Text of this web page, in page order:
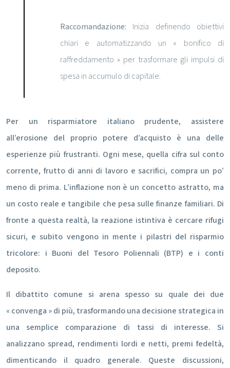
Raccomandazione: Inizia definendo obiettivi
chiari e automatizzando un « bonifico di
raffreddamento » per trasformare gli impulsi di
spesa in accumulo di capitale.
Per un risparmiatore italiano prudente, assistere
all’erosione del proprio potere d’acquisto è una delle
esperienze più frustranti. Ogni mese, quella cifra sul conto
corrente, frutto di anni di lavoro e sacrifici, compra un po’
meno di prima. L’inflazione non è un concetto astratto, ma
un costo reale e tangibile che pesa sulle finanze familiari. Di
fronte a questa realtà, la reazione istintiva è cercare rifugi
sicuri, e subito vengono in mente i pilastri del risparmio
tricolore: i Buoni del Tesoro Poliennali (BTP) e i conti
deposito.
Il dibattito comune si arena spesso su quale dei due
« convenga » di più, trasformando una decisione strategica in
una semplice comparazione di tassi di interesse. Si
analizzano spread, rendimenti lordi e netti, premi fedeltà,
dimenticando il quadro generale. Queste discussioni,